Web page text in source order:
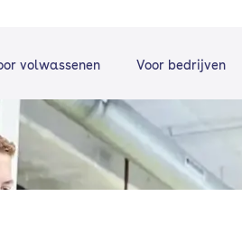
volwassenen Voor bedrijven